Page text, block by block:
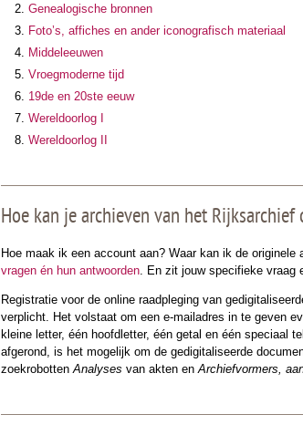
Genealogische bronnen
Foto’s, affiches en ander iconografisch materiaal
Middeleeuwen
Vroegmoderne tijd
19de en 20ste eeuw
Wereldoorlog I
Wereldoorlog II
Hoe kan je archieven van het
Hoe maak ik een account aan? Waar kan ik de
vragen én hun antwoorden . En zit jouw specifieke
Registratie voor de online raadpleging van
verplicht. Het volstaat om een e-mailadres in te geven
kleine letter, één hoofdletter, één getal en één speciaal
afgerond, is het mogelijk om de gedigitaliseerde
zoekrobotten Analyses van akten en Archiefvormers,